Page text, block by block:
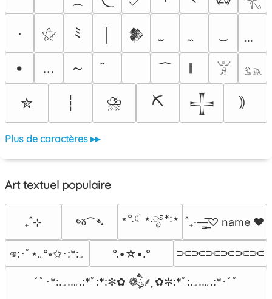
٠
⚝ ﾐ
𒆎
•
… ～ 𓀠
𓃬
✮
┆ ⛈ ⛏ 𒋲 ｠
Plus de caractères ▸▸
Art textuel populaire
₊˚⊹ જ⁀➴ ⋆°.☾⋆.ೃ࿔*:⋆ ˚₊·—̳͟͞͞♡ name ♥️
𖦹:･ﾟ⋆｡°⭒✩･:*:｡ °.•☆•.° ⫘⫘⫘⫘⫘⫘
ﾟﾟ･*:.｡..｡.:*ﾟ:*:✼✿ ❁ཻུ۪۪⸙͎ ✿✼:*ﾟ:.｡..｡.:*･ﾟﾟ